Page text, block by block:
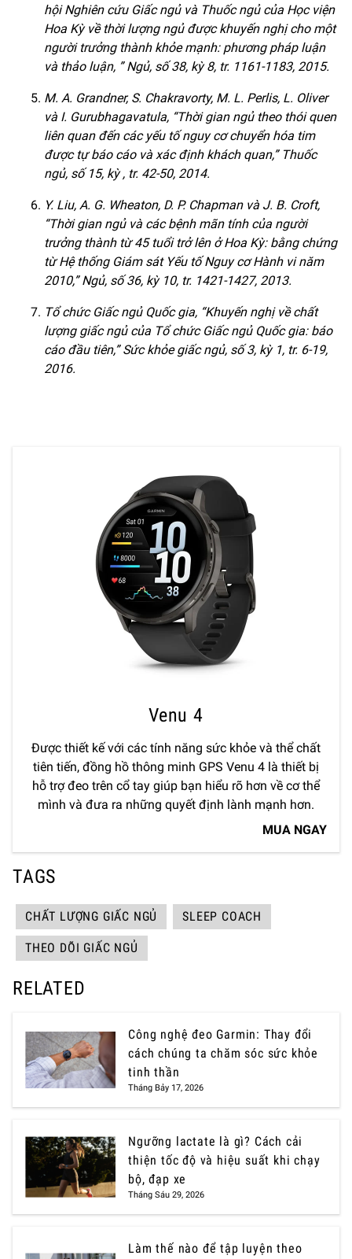
hội Nghiên cứu Giấc ngủ và Thuốc ngủ của Học viện
Hoa Kỳ về thời lượng ngủ được khuyến nghị cho một
người trưởng thành khỏe mạnh: phương pháp luận
và thảo luận, ” Ngủ, số 38, kỳ 8, tr. 1161-1183, 2015.
M. A. Grandner, S. Chakravorty, M. L. Perlis, L. Oliver
và I. Gurubhagavatula, “Thời gian ngủ theo thói quen
liên quan đến các yếu tố nguy cơ chuyển hóa tim
được tự báo cáo và xác định khách quan,” Thuốc
ngủ, số 15, kỳ , tr. 42-50, 2014.
Y. Liu, A. G. Wheaton, D. P. Chapman và J. B. Croft,
“Thời gian ngủ và các bệnh mãn tính của người
trưởng thành từ 45 tuổi trở lên ở Hoa Kỳ: bằng chứng
từ Hệ thống Giám sát Yếu tố Nguy cơ Hành vi năm
2010,” Ngủ, số 36, kỳ 10, tr. 1421-1427, 2013.
Tổ chức Giấc ngủ Quốc gia, “Khuyến nghị về chất
lượng giấc ngủ của Tổ chức Giấc ngủ Quốc gia: báo
cáo đầu tiên,” Sức khỏe giấc ngủ, số 3, kỳ 1, tr. 6-19,
2016.
Venu 4
Được thiết kế với các tính năng sức khỏe và thể chất
tiên tiến, đồng hồ thông minh GPS Venu 4 là thiết bị
hỗ trợ đeo trên cổ tay giúp bạn hiểu rõ hơn về cơ thể
mình và đưa ra những quyết định lành mạnh hơn.
MUA NGAY
TAGS
CHẤT LƯỢNG GIẤC NGỦ SLEEP COACH
THEO DÕI GIẤC NGỦ
RELATED
Công nghệ đeo Garmin: Thay đổi
cách chúng ta chăm sóc sức khỏe
tinh thần
Tháng Bảy 17, 2026
Ngưỡng lactate là gì? Cách cải
thiện tốc độ và hiệu suất khi chạy
bộ, đạp xe
Tháng Sáu 29, 2026
Làm thế nào để tập luyện theo